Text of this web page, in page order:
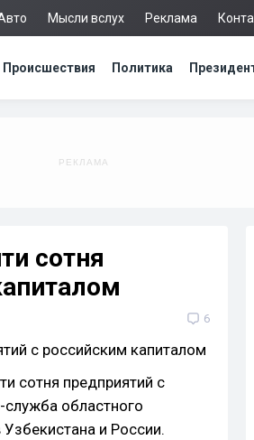
Мысли вслух Реклама
Происшествия Политика
сотня
6
сотня предприятий с
областного
и России.